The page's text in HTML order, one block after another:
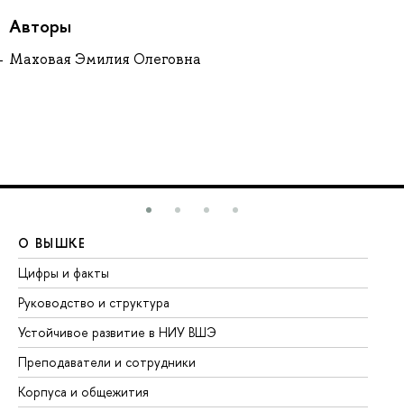
Авторы
Маховая Эмилия Олеговна
О ВЫШКЕ
Цифры и факты
Руководство и структура
Устойчивое развитие в НИУ ВШЭ
Преподаватели и сотрудники
Корпуса и общежития